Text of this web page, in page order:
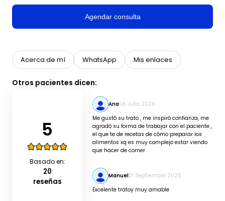
Agendar consulta
Acerca de mí WhatsApp Mis enlaces
Otros pacientes dicen:
5
Basado en:
20
reseñas
Ana06 Julio 2026
Me gustó su trato , me inspiró confianza, me
agradó su forma de trabajar con el paciente ,
el que te de recetas de cómo preparar los
alimentos xq es muy complejo estar viendo
que hacer de comer
Manuel21 Septiembre 2025
Excelente tratoy muy amable